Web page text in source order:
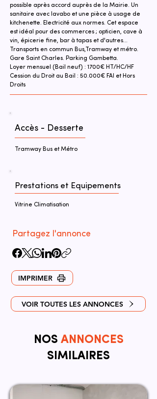
possible après accord auprès de la Mairie. Un
sanitaire avec lavabo et une pièce à usage de
kitchenette. Electricité aux normes. Cet espace
est idéal pour des commerces ; opticien, cave à
vin, épicerie fine, bar à tapas et d'autres…
Transports en commun Bus,Tramway et métro.
Gare Saint Charles. Parking Gambetta.
Loyer mensuel (Bail neuf) : 1700€ HT/HC/HF
Cession du Droit au Bail : 50.000€ FAI et Hors
Droits
Accès - Desserte
Tramway Bus et Métro
Prestations et Equipements
Vitrine Climatisation
Partagez l'annonce
IMPRIMER
VOIR TOUTES LES ANNONCES
NOS ANNONCES
SIMILAIRES